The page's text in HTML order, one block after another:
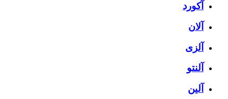
آکورد
آلان
آلزی
آلنتو
آلین